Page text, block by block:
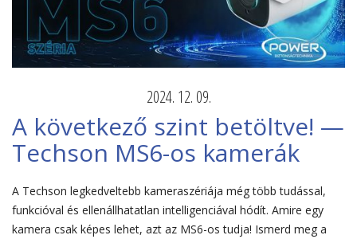
2024. 12. 09.
A következő szint betöltve! —
Techson MS6-os kamerák
A Techson legkedveltebb kameraszériája még több tudással,
funkcióval és ellenállhatatlan intelligenciával hódít. Amire egy
kamera csak képes lehet, azt az MS6-os tudja! Ismerd meg a